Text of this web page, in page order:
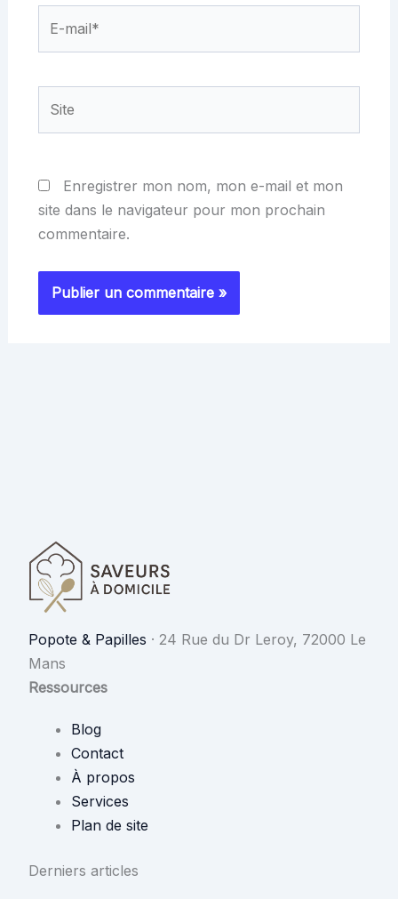
mail*
Enregistrer mon nom, mon e-mail et mon
site dans le navigateur pour mon prochain
commentaire.
Popote & Papilles · 24 Rue du Dr Leroy, 72000 Le
Mans
Ressources
Blog
Contact
À propos
Services
Plan de site
Derniers articles